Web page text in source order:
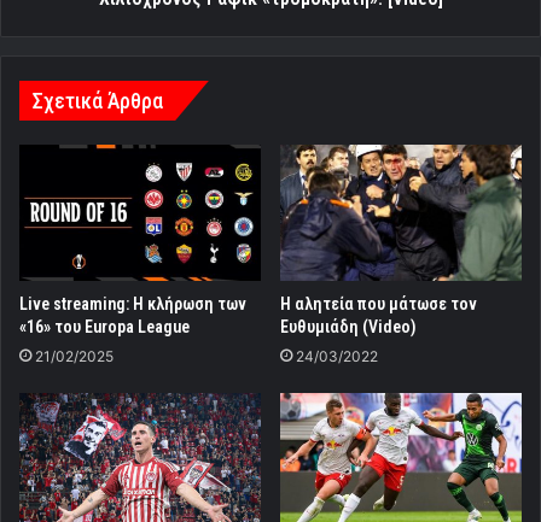
Σχετικά Άρθρα
Live streaming: Η κλήρωση των
«16» του Europa League
21/02/2025
Η αλητεία που μάτωσε τον
Ευθυμιάδη (Video)
24/03/2022